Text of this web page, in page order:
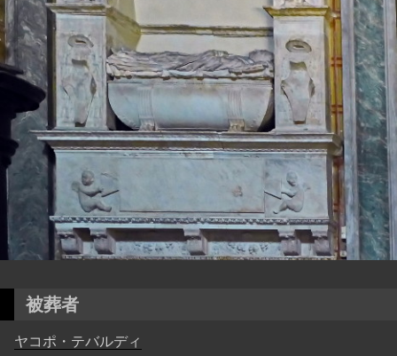
被葬者
ヤコポ・テバルディ